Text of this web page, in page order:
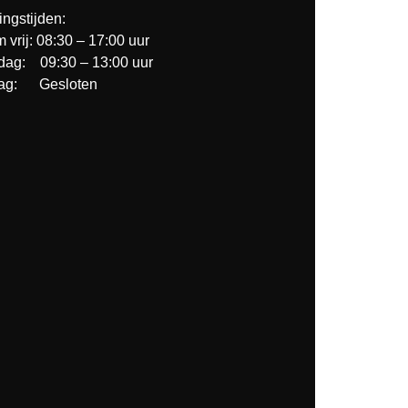
vrij: 08:30 – 17:00 uur
09:30 – 13:00 uur
Gesloten